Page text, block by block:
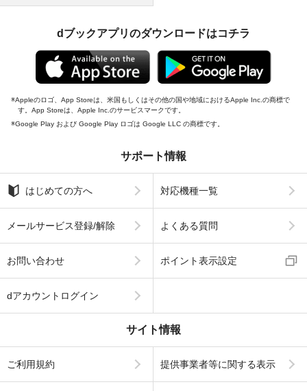
dブックアプリのダウンロードはコチラ
Appleのロゴ、App Storeは、米国もしくはその他の国や地域におけるApple Inc.の商標で
す。App Storeは、Apple Inc.のサービスマークです。
Google Play および Google Play ロゴは Google LLC の商標です。
サポート情報
はじめての方へ 対応機種一覧
メールサービス登録/解除 よくある質問
お問い合わせ ポイント表示設定
dアカウントログイン
サイト情報
ご利用規約 提供事業者等に関する表示